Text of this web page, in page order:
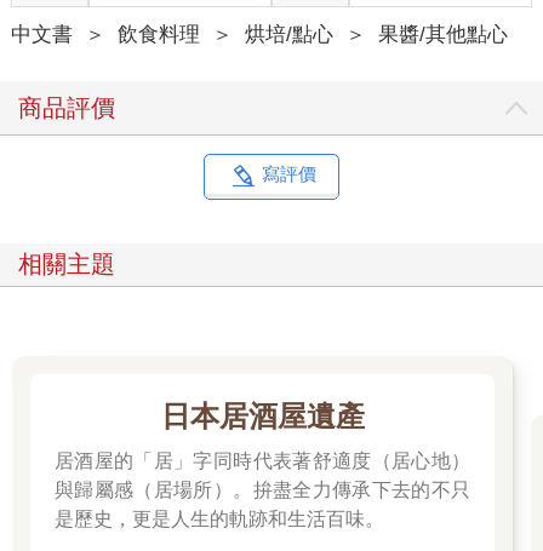
【特色4】不靠專業模具也能做出驚艷造型，包含「茶巾絞」「練
切」「金團」等工法。
表甜點與文化。
【特色6】嚴選最能襯托和菓子風味的茶飲搭配，讓甜點時光化為
中文書 ＞ 飲食料理 ＞ 烘培/點心 ＞ 果醬/其他點心
商品評價
寫評價
相關主題
日本居酒屋遺產
居酒屋的「居」字同時代表著舒適度（居心地）
與歸屬感（居場所）。拚盡全力傳承下去的不只
是歷史，更是人生的軌跡和生活百味。